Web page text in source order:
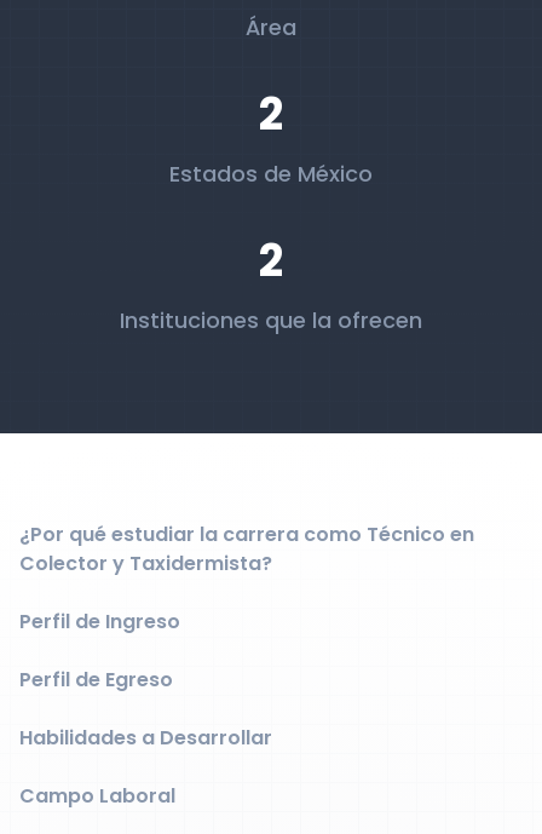
Área
2
Estados de México
2
Instituciones que la ofrecen
¿Por qué estudiar la carrera como Técnico en
Colector y Taxidermista?
Perfil de Ingreso
Perfil de Egreso
Habilidades a Desarrollar
Campo Laboral